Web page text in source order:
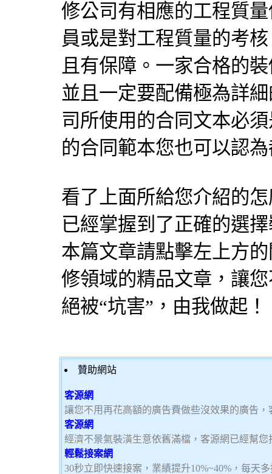
修公司有相應的工程質
員或是對工程質量的考
且有保障。一家合格的
並且一定要配備極為詳
司所使用的合同文本必
的合同範本您也可以認
看了上面所給您介紹的
已經掌握到了正確的選
本篇文章請點擊左上方
修領域的精品文章，讓
絕被“坑害”，由我做起！
贊助網站
客源網
讓您不用再花高額的廣告費做些沒效果的廣告
客源網
經濟不景氣裝潢生意依舊滿檔，客源網已經幫您
輕鬆接案網
30秒立即快速接案，業績提升10%~40%，每天